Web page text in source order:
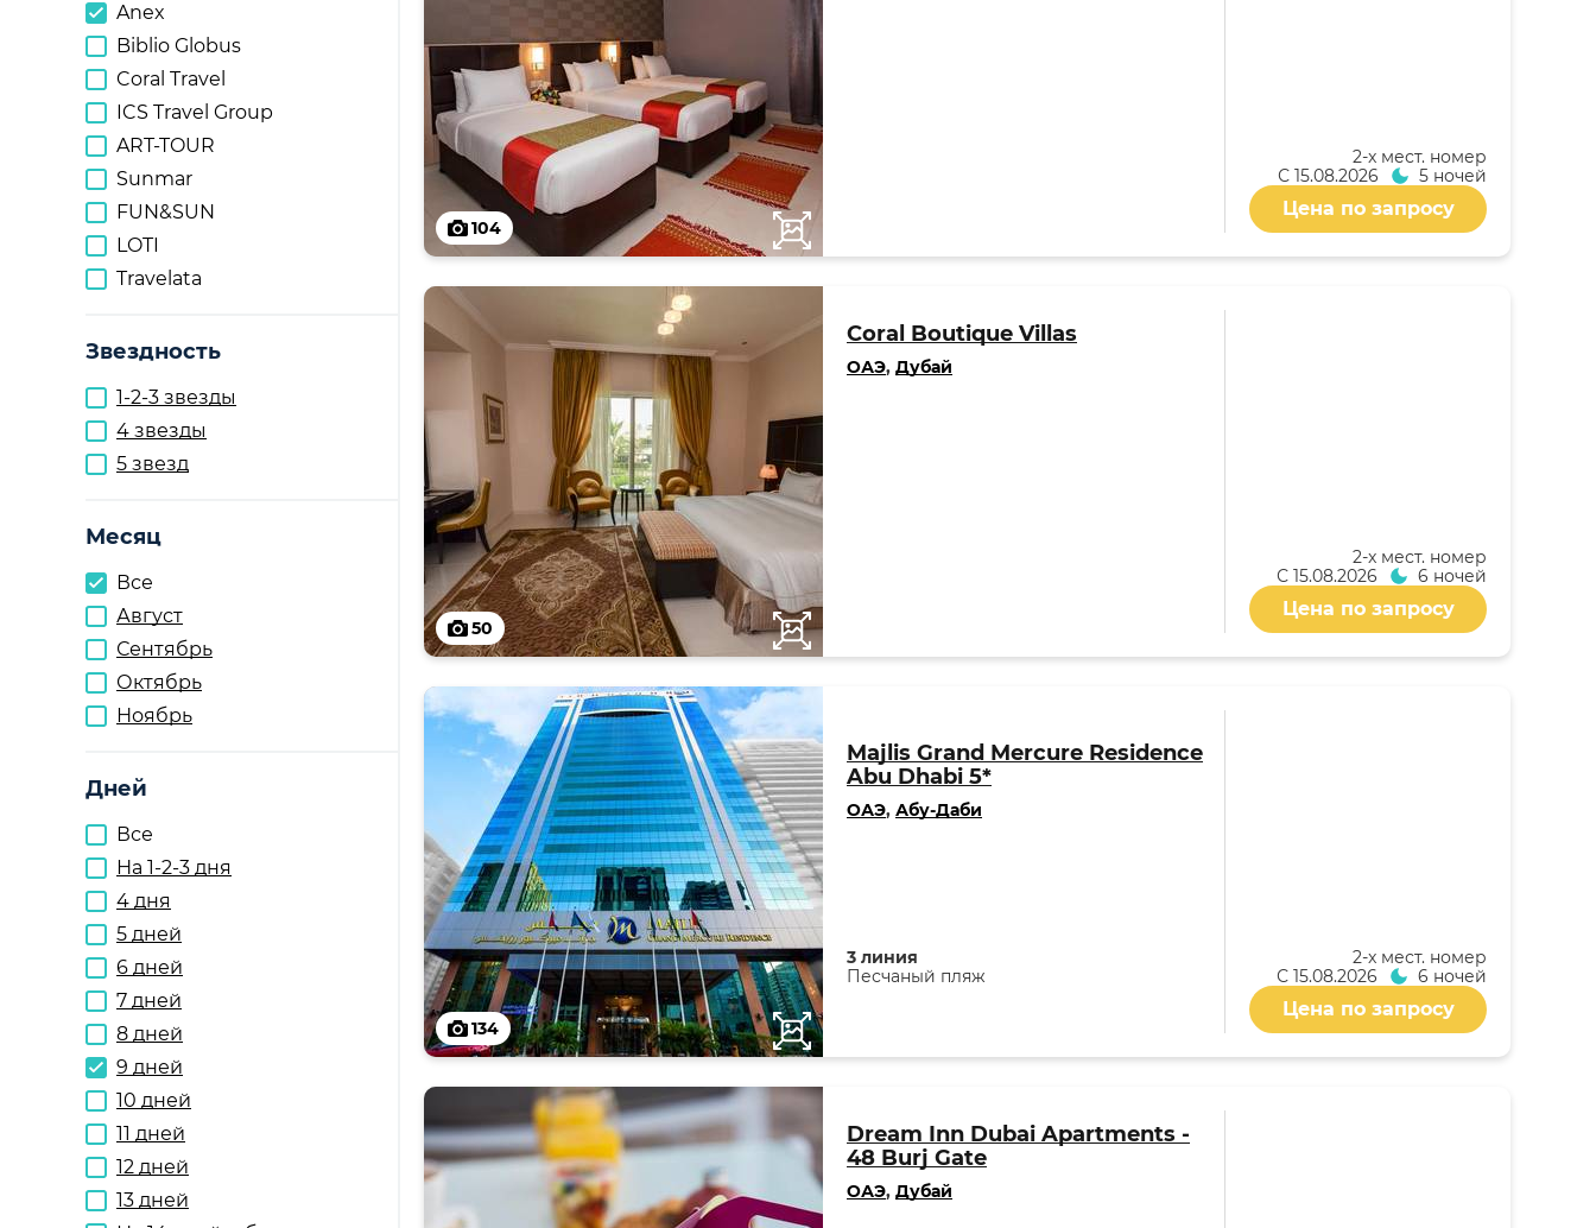
Anex
Biblio Globus
Coral Travel
ICS Travel Group
ART-TOUR
Sunmar
FUN&SUN
LOTI
Travelata
Звездность
1-2-3 звезды
4 звезды
5 звезд
Месяц
Все
Август
Сентябрь
Октябрь
Ноябрь
Дней
Все
На 1-2-3 дня
4 дня
5 дней
6 дней
7 дней
8 дней
9 дней
10 дней
11 дней
12 дней
13 дней
104
2-x мест. номер
С 15.08.2026 5 ночей
Цена по запросу
50
Coral Boutique Villas
ОАЭ, Дубай
2-x мест. номер
С 15.08.2026 6 ночей
Цена по запросу
134
Majlis Grand Mercure Residence
Abu Dhabi 5*
ОАЭ, Абу-Даби
3 линия
Песчаный пляж
2-x мест. номер
С 15.08.2026 6 ночей
Цена по запросу
Dream Inn Dubai Apartments -
48 Burj Gate
ОАЭ, Дубай